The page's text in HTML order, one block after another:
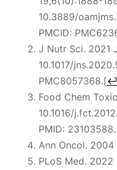
10.3889/
PMCID:
J Nutr Sci. 2021
10.1017/
PMC8057368.[↩
Food Chem
10.1016/
PMID: 23103588.
Ann Oncol. 2004
PLoS Med. 2022